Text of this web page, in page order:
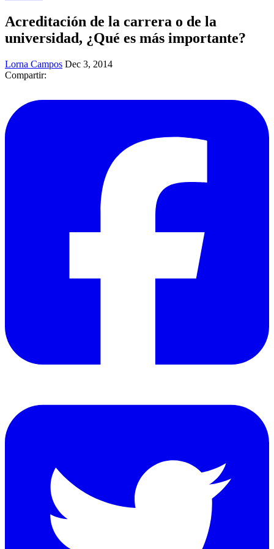
Acreditación de la carrera o de la
universidad, ¿Qué es más importante?
Lorna Campos Dec 3, 2014
Compartir: